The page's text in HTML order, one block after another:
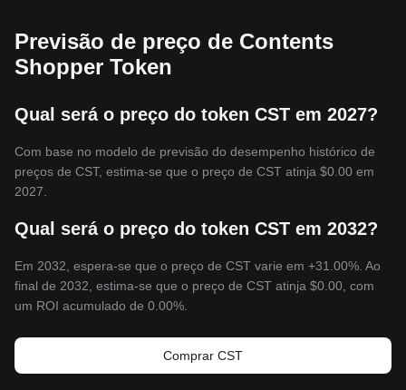
Previsão de preço de Contents
Shopper Token
Qual será o preço do token CST em 2027?
Com base no modelo de previsão do desempenho histórico de
preços de CST, estima-se que o preço de CST atinja $0.00 em
2027.
Qual será o preço do token CST em 2032?
Em 2032, espera-se que o preço de CST varie em +31.00%. Ao
final de 2032, estima-se que o preço de CST atinja $0.00, com
um ROI acumulado de 0.00%.
Comprar CST